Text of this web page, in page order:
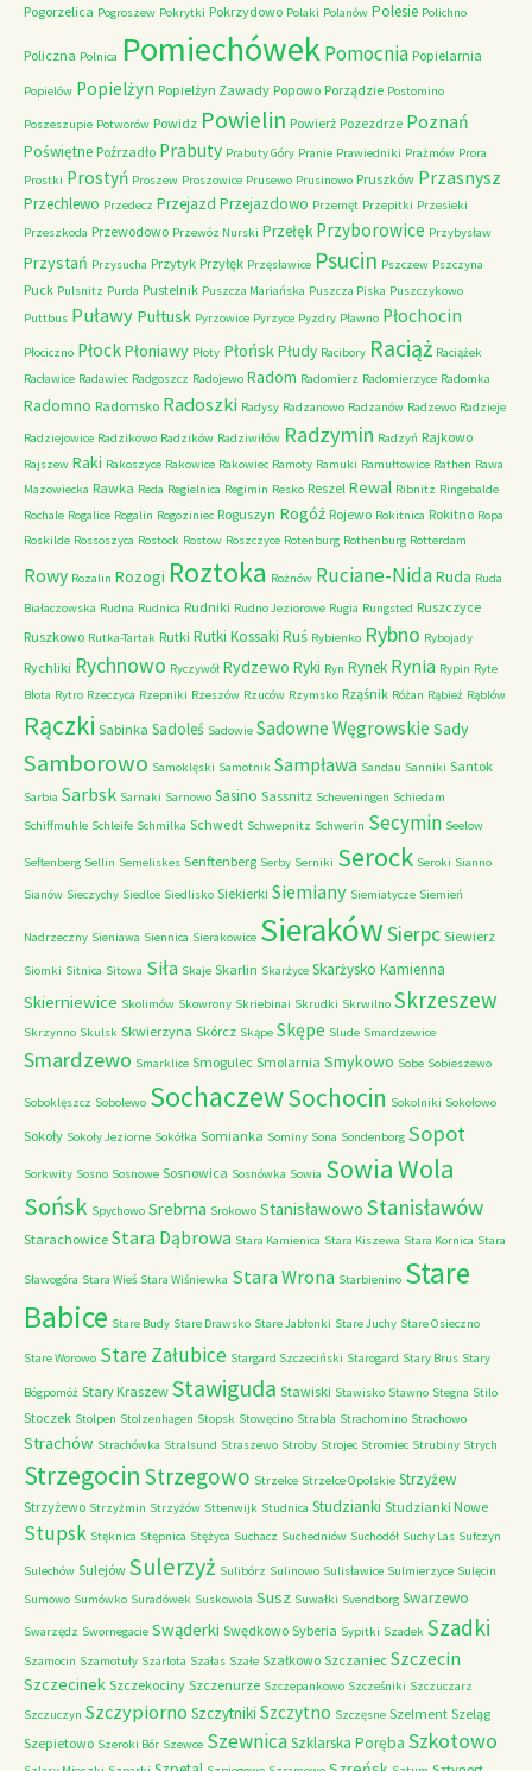
Pogorzelica Pogroszew Pokrytki Pokrzydowo Polaki Polanów Polesie Polichno
Policzna Polnica PomiechówekPomocnia Popielarnia
Popielów Popielżyn Popielżyn Zawady Popowo Porządzie Postomino
Poszeszupie Potworów Powidz Powielin Powierż Pozezdrze Poznań
Poświętne Poźrzadło Prabuty Prabuty Góry Pranie Prawiedniki Prażmów Prora
Prostki Prostyń Proszew Proszowice Prusewo Prusinowo Pruszków Przasnysz
Przechlewo Przedecz Przejazd Przejazdowo Przemęt Przepitki Przesieki
Przeszkoda Przewodowo Przewóz Nurski Przełęk Przyborowice Przybysław
Przystań Przysucha Przytyk Przyłęk Przęsławice Psucin Pszczew Pszczyna
Puck Pulsnitz Purda Pustelnik Puszcza Mariańska Puszcza Piska Puszczykowo
Puttbus Puławy Pułtusk Pyrzowice Pyrzyce Pyzdry Pławno Płochocin
Płociczno PłockPłoniawy Płoty PłońskPłudy Racibory Raciąż Raciążek
Racławice Radawiec Radgoszcz Radojewo Radom Radomierz Radomierzyce Radomka
Radomno Radomsko Radoszki Radysy Radzanowo Radzanów Radzewo Radzieje
Radziejowice Radzikowo Radzików Radziwiłów Radzymin Radzyń Rajkowo
Rajszew Raki Rakoszyce Rakowice Rakowiec Ramoty Ramuki Ramułtowice Rathen Rawa
Mazowiecka Rawka Reda Regielnica Regimin Resko Reszel Rewal Ribnitz Ringebalde
Rochale Rogalice Rogalin Rogoziniec Roguszyn Rogóż Rojewo Rokitnica Rokitno Ropa
Roskilde Rossoszyca Rostock Rostow Roszczyce Rotenburg Rothenburg Rotterdam
Rowy Rozalin Rozogi Roztoka Rożnów Ruciane-NidaRuda Ruda
Białaczowska Rudna Rudnica Rudniki Rudno Jeziorowe Rugia Rungsted Ruszczyce
Ruszkowo Rutka-Tartak Rutki Rutki Kossaki Ruś Rybienko Rybno Rybojady
Rychliki Rychnowo Ryczywół Rydzewo Ryki Ryn Rynek Rynia Rypin Ryte
Błota Rytro Rzeczyca Rzepniki Rzeszów Rzuców Rzymsko Rząśnik Różan Rąbież Rąblów
Rączki Sabinka Sadoleś Sadowie Sadowne Węgrowskie Sady
Samborowo Samoklęski Samotnik Sampława Sandau Sanniki Santok
Sarbia Sarbsk Sarnaki Sarnowo Sasino Sassnitz Scheveningen Schiedam
Schiffmuhle Schleife Schmilka Schwedt Schwepnitz Schwerin Secymin Seelow
Seftenberg Sellin Semeliskes Senftenberg Serby Serniki Serock Seroki Sianno
Sianów Sieczychy Siedlce Siedlisko Siekierki Siemiany Siemiatycze Siemień
Nadrzeczny Sieniawa Siennica Sierakowice SierakówSierpc Siewierz
Siomki Sitnica Sitowa Siła Skaje Skarlin Skarżyce Skarżysko Kamienna
Skierniewice Skolimów Skowrony Skriebinai Skrudki Skrwilno Skrzeszew
Skrzynno Skulsk Skwierzyna Skórcz Skąpe Skępe Slude Smardzewice
Smardzewo Smarklice Smogulec Smolarnia Smykowo Sobe Sobieszewo
Soboklęszcz Sobolewo SochaczewSochocin Sokolniki Sokołowo
Sokoły Sokoły Jeziorne Sokółka Somianka Sominy Sona Sondenborg Sopot
Sorkwity Sosno Sosnowe Sosnowica Sosnówka Sowia Sowia Wola
Sońsk Spychowo Srebrna Srokowo Stanisławowo Stanisławów
Starachowice Stara Dąbrowa Stara Kamienica Stara Kiszewa Stara Kornica Stara
Sławogóra Stara Wieś Stara Wiśniewka Stara Wrona Starbienino Stare
Babice Stare Budy Stare Drawsko Stare Jabłonki Stare Juchy Stare Osieczno
Stare Worowo Stare Załubice Stargard Szczeciński Starogard Stary Brus Stary
Bógpomóż Stary Kraszew Stawiguda Stawiski Stawisko Stawno Stegna Stilo
Stoczek Stolpen Stolzenhagen Stopsk Stowęcino Strabla Strachomino Strachowo
Strachów Strachówka Stralsund Straszewo Stroby Strojec Stromiec Strubiny Strych
Strzegocin Strzegowo Strzelce Strzelce Opolskie Strzyżew
Strzyżewo Strzyżmin Strzyżów Sttenwijk Studnica Studzianki Studzianki Nowe
Stupsk Stęknica Stępnica Stężyca Suchacz Suchedniów Suchodół Suchy Las Sufczyn
Sulechów Sulejów Sulerzyż Sulibórz Sulinowo Sulisławice Sulmierzyce Sulęcin
Sumowo Sumówko Suradówek Suskowola Susz Suwałki Svendborg Swarzewo
Swarzędz Swornegacie Swąderki Swędkowo Syberia Sypitki Szadek Szadki
Szamocin Szamotuły Szarlota Szałas Szałe Szałkowo Szczaniec Szczecin
Szczecinek Szczekociny Szczenurze Szczepankowo Szcześniki Szczuczarz
Szczuczyn Szczypiorno Szczytniki Szczytno Szczęsne Szelment Szeląg
Szepietowo Szeroki Bór Szewce SzewnicaSzklarska Poręba Szkotowo